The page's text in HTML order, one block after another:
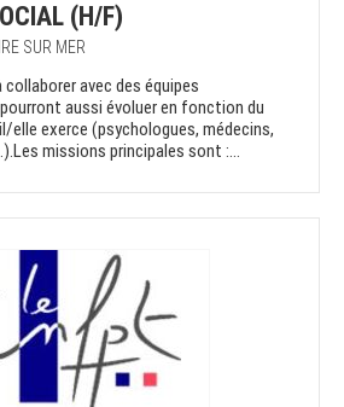
(H/F)
SUR MER
avec des équipes
aussi évoluer en fonction du
elle exerce (psychologues, médecins,
missions principales sont :...